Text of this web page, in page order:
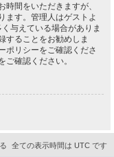
間をいただきますが、
ます。管理人はゲストよ
与えている場合がありま
することをお勧めしま
ポリシーをご確認くださ
確認ください。
全ての表示時間は UTC です